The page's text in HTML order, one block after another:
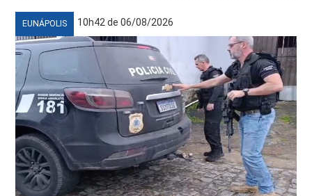
EUNÁPOLIS 10h42 de 06/08/2026